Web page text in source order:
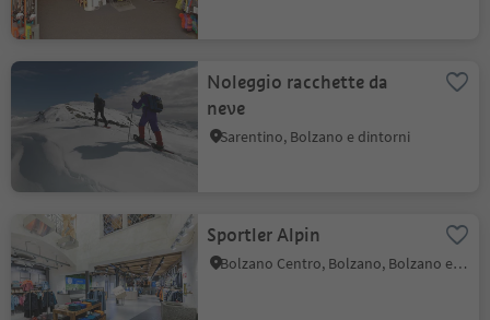
Noleggio racchette da
neve
Sarentino, Bolzano e dintorni
Sportler Alpin
Bolzano Centro, Bolzano, Bolzano e dintorni